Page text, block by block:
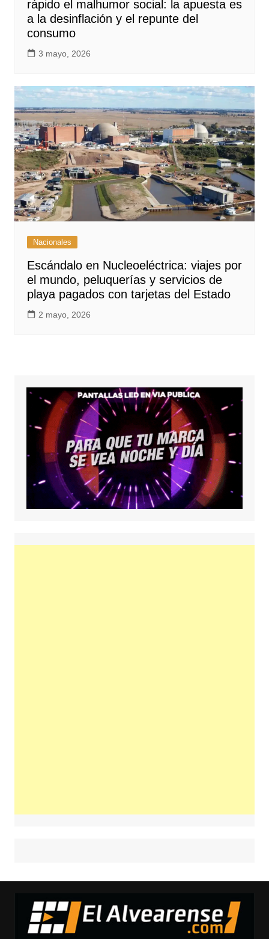
rápido el malhumor social: la apuesta es
a la desinflación y el repunte del
consumo
3 mayo, 2026
Nacionales
Escándalo en Nucleoeléctrica: viajes por
el mundo, peluquerías y servicios de
playa pagados con tarjetas del Estado
2 mayo, 2026